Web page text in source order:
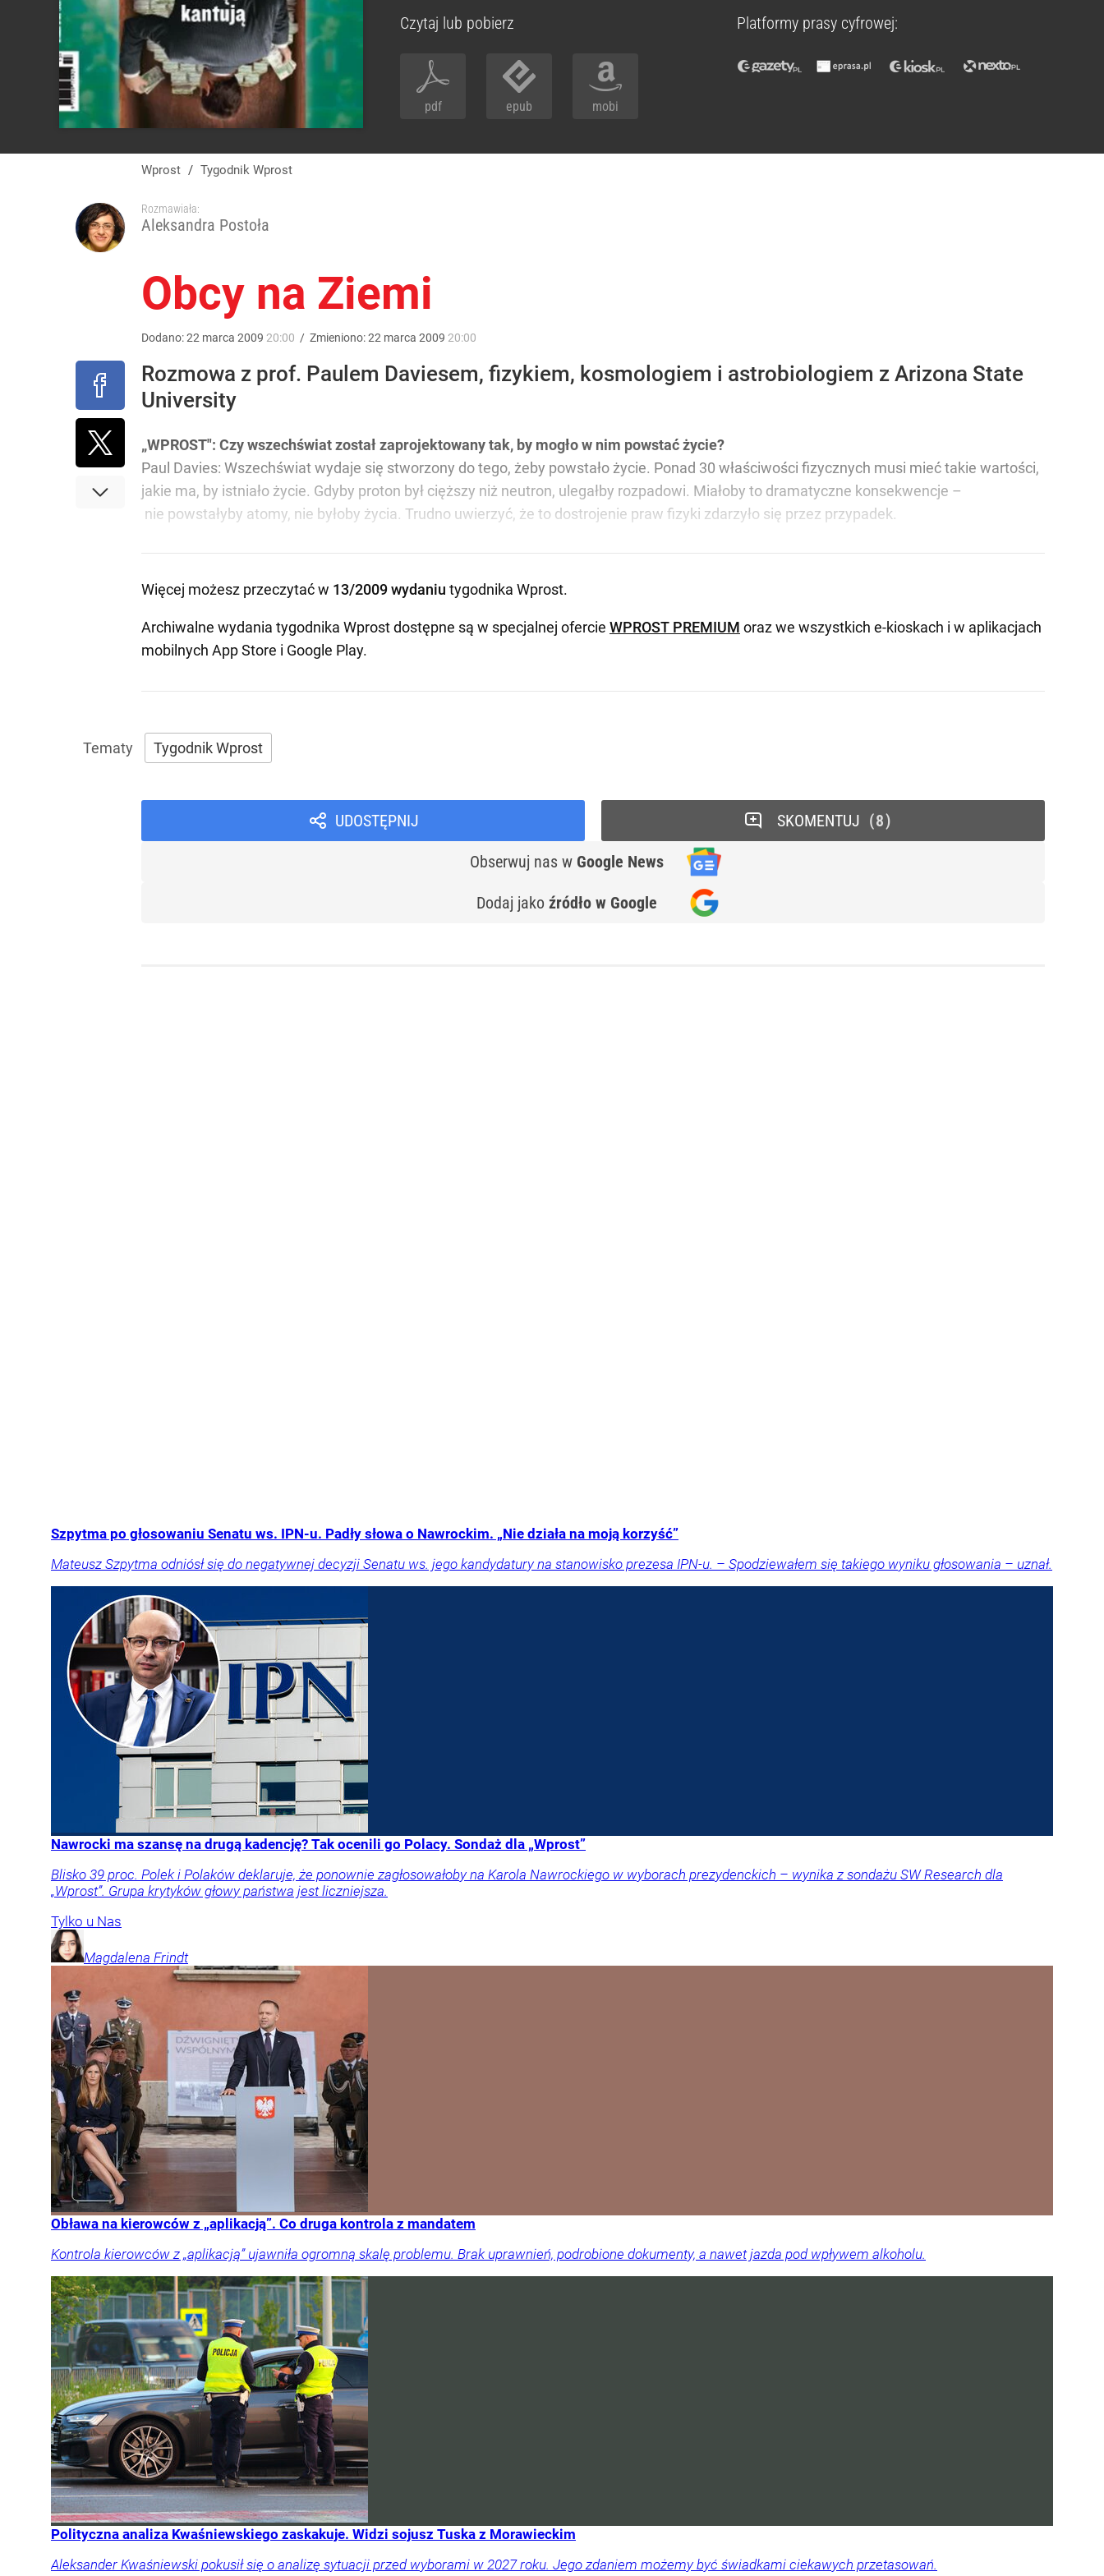
Czytaj lub pobierz
pdf epub mobi
Platformy prasy cyfrowej:
Wprost / Tygodnik Wprost
Rozmawiała:
Aleksandra Postoła
Obcy na Ziemi
Dodano:22 marca 2009 20:00 / Zmieniono:22 marca 2009 20:00
Rozmowa z prof. Paulem Daviesem, fizykiem, kosmologiem i astrobiologiem z Arizona State
University
„WPROST": Czy wszechświat został zaprojektowany tak, by mogło w nim powstać życie?
Paul Davies: Wszechświat wydaje się stworzony do tego, żeby powstało życie. Ponad 30 właściwości fizycznych musi mieć takie wartości,
jakie ma, by istniało życie. Gdyby proton był cięższy niż neutron, ulegałby rozpadowi. Miałoby to dramatyczne konsekwencje –
nie powstałyby atomy, nie byłoby życia. Trudno uwierzyć, że to dostrojenie praw fizyki zdarzyło się przez przypadek.
Więcej możesz przeczytać w 13/2009 wydaniu tygodnika Wprost.
Archiwalne wydania tygodnika Wprost dostępne są w specjalnej ofercie WPROST PREMIUM oraz we wszystkich e-kioskach i w aplikacjach
mobilnych App Store i Google Play.
Tygodnik Wprost
UDOSTĘPNIJ
Obserwuj nas w Google News
Dodaj jako źródło w Google
SKOMENTUJ 8
Szpytma po głosowaniu Senatu ws. IPN-u. Padły słowa o Nawrockim. „Nie działa na moją korzyść”
Mateusz Szpytma odniósł się do negatywnej decyzji Senatu ws. jego kandydatury na stanowisko prezesa IPN-u. – Spodziewałem się takiego wyniku głosowania – uznał.
Nawrocki ma szansę na drugą kadencję? Tak ocenili go Polacy. Sondaż dla „Wprost”
Blisko 39 proc. Polek i Polaków deklaruje, że ponownie zagłosowałoby na Karola Nawrockiego w wyborach prezydenckich – wynika z sondażu SW Research dla
„Wprost”. Grupa krytyków głowy państwa jest liczniejsza.
Tylko u Nas
Magdalena Frindt
Obława na kierowców z „aplikacją”. Co druga kontrola z mandatem
Kontrola kierowców z „aplikacją” ujawniła ogromną skalę problemu. Brak uprawnień, podrobione dokumenty, a nawet jazda pod wpływem alkoholu.
Polityczna analiza Kwaśniewskiego zaskakuje. Widzi sojusz Tuska z Morawieckim
Aleksander Kwaśniewski pokusił się o analizę sytuacji przed wyborami w 2027 roku. Jego zdaniem możemy być świadkami ciekawych przetasowań.